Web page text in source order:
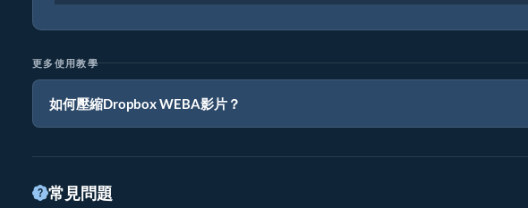
更多使用教學
如何壓縮Dropbox WEBA影片？
常見問題